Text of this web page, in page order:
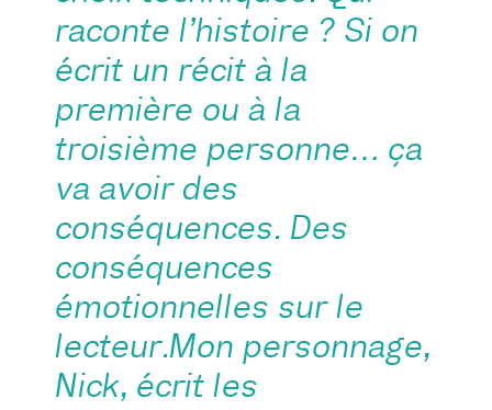
raconte l’histoire ? Si on
écrit un récit à la
première ou à la
troisième personne… ça
va avoir des
conséquences. Des
conséquences
émotionnelles sur le
lecteur.Mon personnage,
Nick, écrit les